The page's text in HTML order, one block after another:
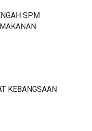
SPM
KEBANGSAAN